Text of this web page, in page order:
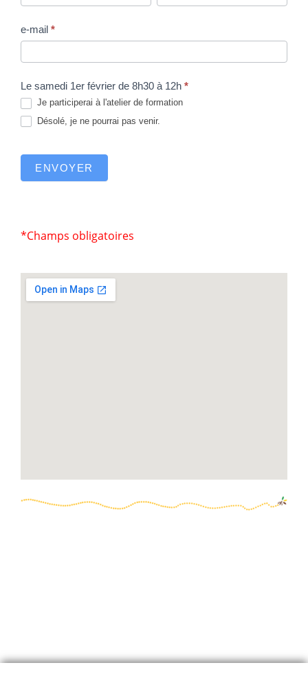
troisième
formation
e-mail *
Le samedi 1er février de 8h30 à 12h *
Je participerai à l'atelier de formation
Désolé, je ne pourrai pas venir.
ENVOYER
*Champs obligatoires